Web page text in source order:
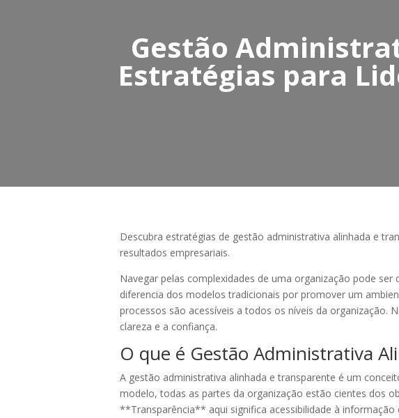
Gestão
Estratégias para
Descubra estratégias de gestão administrativa alinhada e
resultados empresariais.
Navegar pelas complexidades de uma organização pode
diferencia dos modelos tradicionais por promover um
processos são acessíveis a todos os níveis da
clareza e a confiança.
O que é Gestão Administrativa
A gestão administrativa alinhada e transparente é um
modelo, todas as partes da organização estão cientes dos
**Transparência** aqui significa acessibilidade à